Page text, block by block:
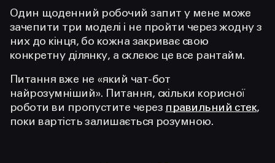
Один щоденний робочий запит у мене може
зачепити три моделі і не пройти через жодну з
них до кінця, бо кожна закриває свою
конкретну ділянку, а склеює це все рантайм.
Питання вже не «який чат-бот
найрозумніший». Питання, скільки корисної
роботи ви пропустите через правильний стек,
поки вартість залишається розумною.